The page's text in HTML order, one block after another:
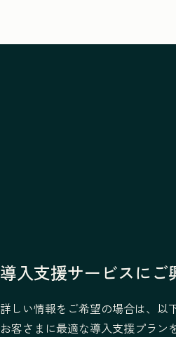
導入支援サービスにご
詳しい情報をご希望の場合は、以
お客さまに最適な導入支援プラン